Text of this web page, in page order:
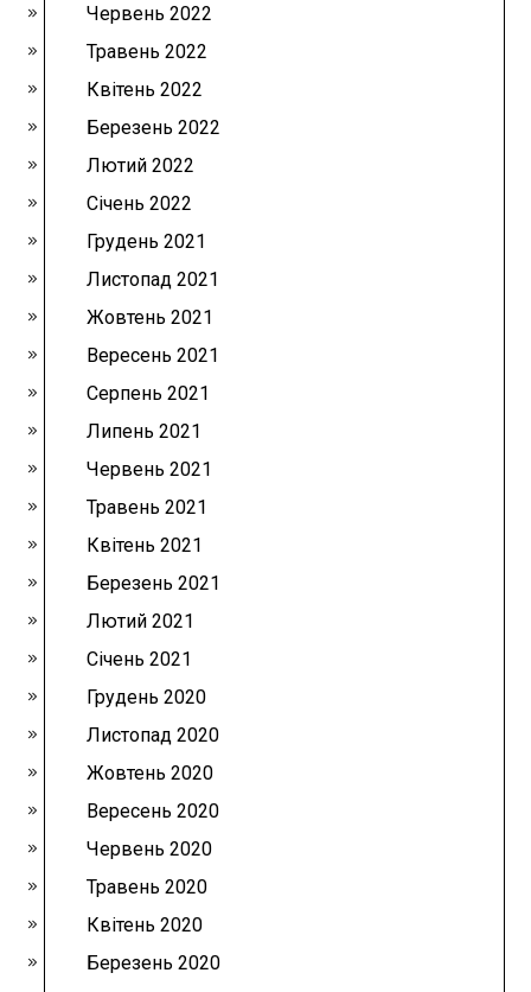
Червень 2022
Травень 2022
Квітень 2022
Березень 2022
Лютий 2022
Січень 2022
Грудень 2021
Листопад 2021
Жовтень 2021
Вересень 2021
Серпень 2021
Липень 2021
Червень 2021
Травень 2021
Квітень 2021
Березень 2021
Лютий 2021
Січень 2021
Грудень 2020
Листопад 2020
Жовтень 2020
Вересень 2020
Червень 2020
Травень 2020
Квітень 2020
Березень 2020